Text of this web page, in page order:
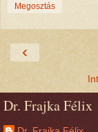
Megosztás
‹
Dr. Frajka Félix